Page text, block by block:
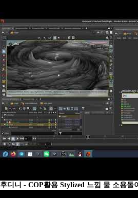
후디니 - COP활용 Stylized 느낌 물 소용돌